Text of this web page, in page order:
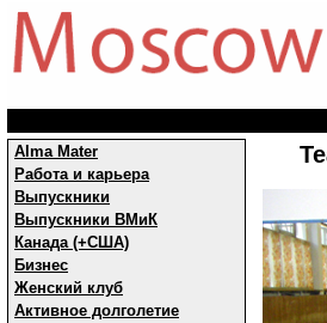
Alma Mater
Работа и карьера
Выпускники
Выпускники ВМиК
Канада (+США)
Бизнес
Женский клуб
Активное долголетие